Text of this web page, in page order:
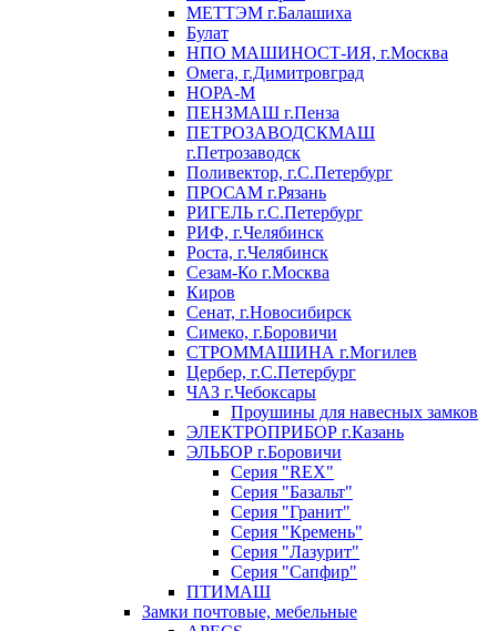
МЕТТЭМ г.Балашиха
Булат
НПО МАШИНОСТ-ИЯ, г.Москва
Омега, г.Димитровград
НОРА-М
ПЕНЗМАШ г.Пенза
ПЕТРОЗАВОДСКМАШ
г.Петрозаводск
Поливектор, г.С.Петербург
ПРОСАМ г.Рязань
РИГЕЛЬ г.С.Петербург
РИФ, г.Челябинск
Роста, г.Челябинск
Сезам-Ко г.Москва
Киров
Сенат, г.Новосибирск
Симеко, г.Боровичи
СТРОММАШИНА г.Могилев
Цербер, г.С.Петербург
ЧАЗ г.Чебоксары
Проушины для навесных замков
ЭЛЕКТРОПРИБОР г.Казань
ЭЛЬБОР г.Боровичи
Серия "REX"
Серия "Базальт"
Серия "Гранит"
Серия "Кремень"
Серия "Лазурит"
Серия "Сапфир"
ПТИМАШ
Замки почтовые, мебельные